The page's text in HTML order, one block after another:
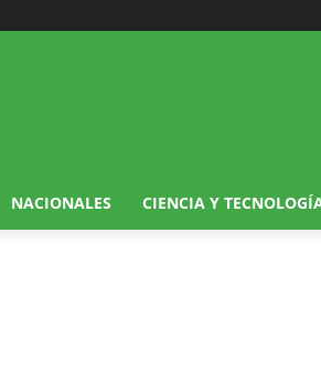
NACIONALES CIENCIA Y